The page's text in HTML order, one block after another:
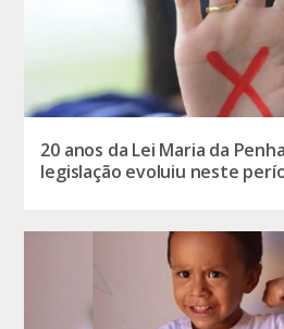
20 anos da Lei Maria da
legislação evoluiu neste